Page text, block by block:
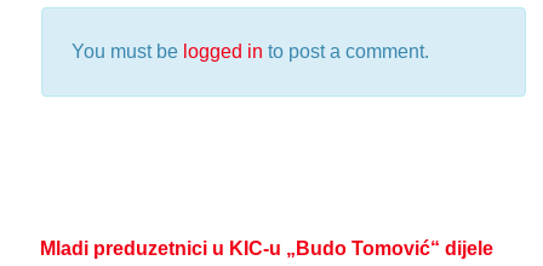
You must be logged in to post a comment.
Mladi preduzetnici u KIC-u „Budo Tomović“ dijele